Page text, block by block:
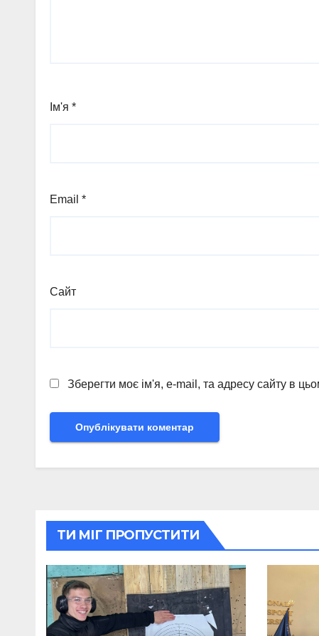
Ім'я *
Email *
Сайт
Зберегти моє ім'я, e-mail, та адресу сайту в
ТИ МІГ ПРОПУСТИТИ